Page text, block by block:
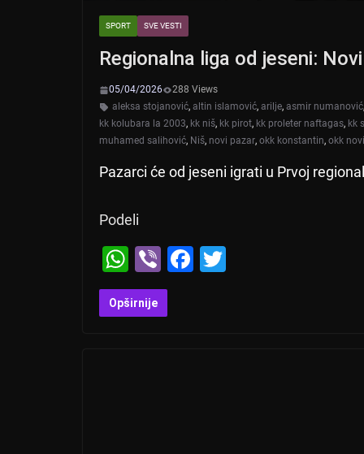
SPORT SVE VESTI
Regionalna liga od jeseni:
05/04/2026
288 Views
aleksa stojanović, altin islamović, arilje, asmir numanović,
kk kolubara la 2003, kk niš, kk pirot, kk proleter naftagas, kk
muhamed salihović, Niš, novi pazar, okk konstantin, okk
Pazarci će od jeseni igrati u Prvoj
Podeli
W
h
at
Vi
b
er
F
Opširnije